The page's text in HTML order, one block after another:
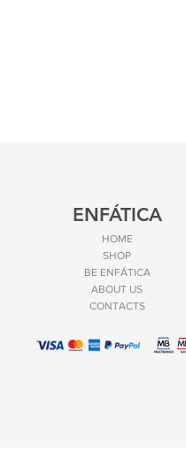
ENFÁTICA
HOME
SHOP
BE ENFÁTICA
ABOUT US
CONTACTS